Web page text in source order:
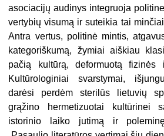
asociacijų audinys integruoja
vertybių visumą ir suteikia tai
Antra vertus, politinė mintis,
kategoriškumą, žymiai aiškiau
pačią kultūrą, deformuotą fizinės
Kultūrologiniai svarstymai,
darėsi
perdėm sterilūs lietuvių
grąžino hermetizuotai kultūrinei
istorinio laiko jutimą ir